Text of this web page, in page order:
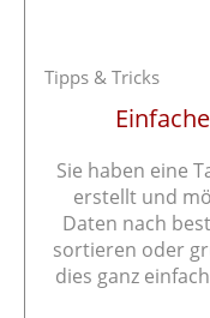
Tipps & Tricks
Sie haben eine
erstellt und
Daten nach
sortieren oder
dies ganz